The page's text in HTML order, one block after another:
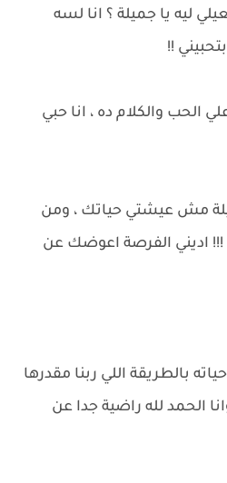
ليه يا جميلة ؟ انا لسه
!!
الحب والكلام ده ، انا حبي
مش عيشتي حياتك ، ومن
اديني الفرصة اعوضك عن
بالطريقة اللي ربنا مقدرها
الحمد لله راضية جدا عن